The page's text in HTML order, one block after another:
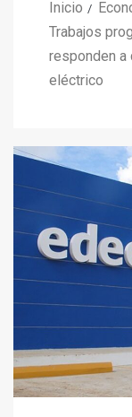
Inicio
Trabajos
responden a
eléctrico